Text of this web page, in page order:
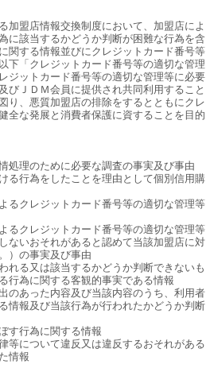
加盟店情報交換制度において、加盟店によ
に該当するかどうか判断が困難な行為を含
関する情報並びにクレジットカード番号等
下「クレジットカード番号等の適切な管理
ジットカード番号等の適切な管理等に必要
びＪＤＭ会員に提供され共同利用すること
り、悪質加盟店の排除をするとともにクレ
全な発展と消費者保護に資することを目的
理のために必要な調査の事実及び事由
行為をしたことを理由として個別信用購
クレジットカード番号等の適切な管理等
クレジットカード番号等の適切な管理等
ないおそれがあると認めて当該加盟店に対
）の事実及び事由
る又は該当するかどうか判断できないも
行為に関する客観的事実である情報
あった内容及び当該内容のうち、利用者
情報及び当該行為が行われたかどうか判断
す行為に関する情報
について違反又は違反するおそれがある
情報